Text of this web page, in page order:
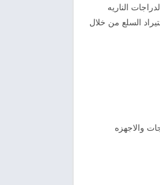
الناريه
السلع من خلال
والاجهزه